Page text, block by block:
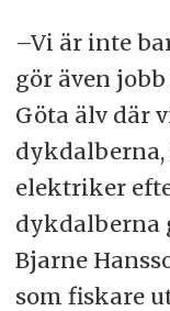
–Vi är inte
gör även
Göta älv där
elektriker
dykdalberna
Bjarne
som fiskare